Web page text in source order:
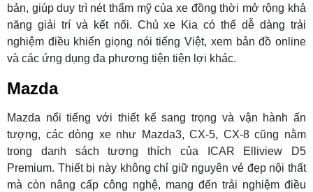
bản, giúp duy trì nét thẩm mỹ của xe đồng thời mở rộng khả
năng giải trí và kết nối. Chủ xe Kia có thể dễ dàng trải
nghiệm điều khiển giọng nói tiếng Việt, xem bản đồ online
và các ứng dụng đa phương tiện tiện lợi khác.
Mazda
Mazda nổi tiếng với thiết kế sang trọng và vận hành ấn
tượng, các dòng xe như Mazda3, CX-5, CX-8 cũng nằm
trong danh sách tương thích của ICAR Elliview D5
Premium. Thiết bị này không chỉ giữ nguyên vẻ đẹp nội thất
mà còn nâng cấp công nghệ, mang đến trải nghiệm điều